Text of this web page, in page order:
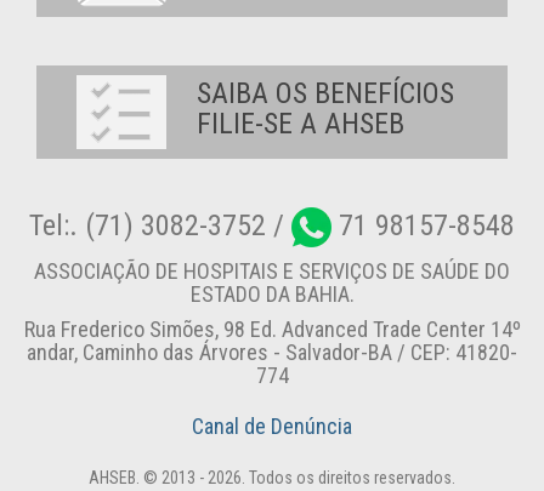
SAIBA OS BENEFÍCIOS
FILIE-SE A AHSEB
Tel:. (71) 3082-3752 / 71 98157-8548
ASSOCIAÇÃO DE HOSPITAIS E SERVIÇOS DE SAÚDE DO
ESTADO DA BAHIA.
Rua Frederico Simões, 98 Ed. Advanced Trade Center 14º
andar, Caminho das Árvores - Salvador-BA / CEP: 41820-
774
Canal de Denúncia
AHSEB. © 2013 - 2026. Todos os direitos reservados.